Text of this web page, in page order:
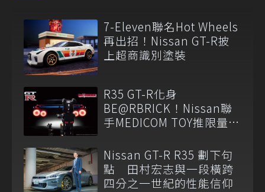
7-Eleven聯名Hot Wheels
再出招！Nissan GT-R披
上超商識別塗裝
R35 GT-R化身
BE@RBRICK！Nissan聯
手MEDICOM TOY推限量收
Nissan GT-R R35 劃下句
點 田村宏志與一段橫跨
四分之一世紀的性能信仰